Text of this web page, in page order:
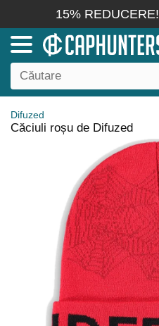
15% REDUCERE!
Difuzed
Căciuli roșu de Difuzed